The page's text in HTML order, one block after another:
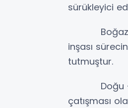
sürükleyici
Boğaziçi
inşası
tutmuştur.
Doğu -
çatışması